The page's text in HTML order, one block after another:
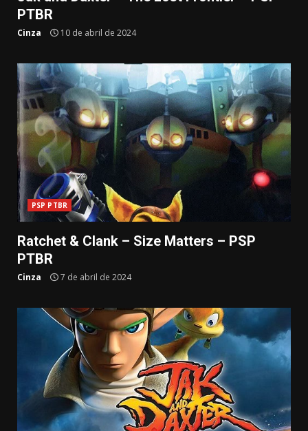
PTBR
Cinza 10 de abril de 2024
PSP PTBR
Ratchet & Clank – Size Matters – PSP
PTBR
Cinza 7 de abril de 2024